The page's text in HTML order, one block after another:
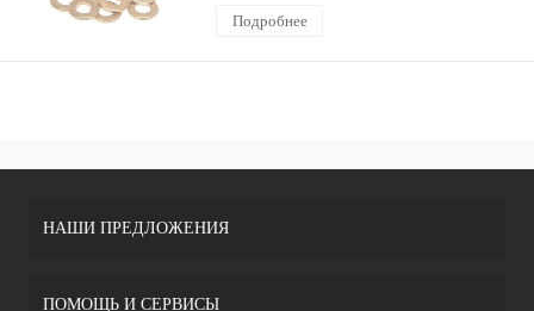
Подробнее
НАШИ ПРЕДЛОЖЕНИЯ
ПОМОЩЬ И СЕРВИСЫ